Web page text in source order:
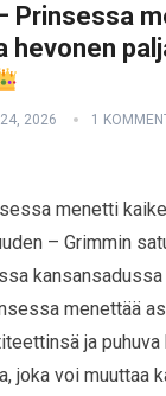
Prinsessa
hevonen
2026 1
menetti
– Grimmin
menettää
ja puhuva
joka voi muuttaa